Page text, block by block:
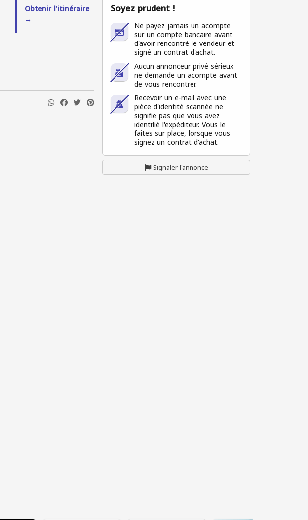
Obtenir l'itinéraire
→
Soyez prudent !
Ne payez jamais un acompte
sur un compte bancaire avant
d'avoir rencontré le vendeur et
signé un contrat d'achat.
Aucun annonceur privé sérieux
ne demande un acompte avant
de vous rencontrer.
Recevoir un e-mail avec une
pièce d'identité scannée ne
signifie pas que vous avez
identifié l'expéditeur. Vous le
faites sur place, lorsque vous
signez un contrat d'achat.
Signaler l'annonce